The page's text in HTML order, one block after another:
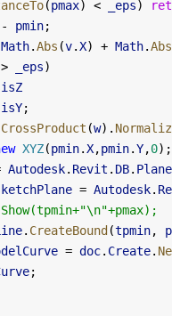
(pmax) < _eps)
- pmin;
Math.Abs (v.X) + Math.Abs
> _eps)
;
CrossProduct (w).
XYZ(pmin.X,pmin.Y,0);
Autodesk. Revit . DB. Plane
= Autodesk.
. CreateBound (tpmin,
= doc. Create.
;